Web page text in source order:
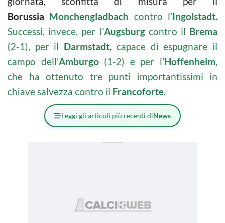
Borussia Monchengladbach contro l’Ingolstadt.
Successi, invece, per l’Augsburgcontro il Brema
(2-1), per il Darmstadt, capace di espugnare il
campo dell’Amburgo(1-2) e per l’Hoffenheim,
che ha ottenuto tre punti importantissimi in
chiave salvezza contro il Francoforte.
Leggi gli articoli più recenti diNews